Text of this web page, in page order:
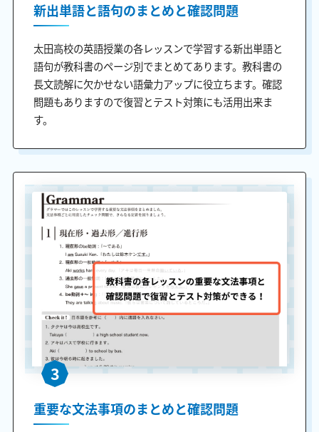
新出単語と語句のまとめと確認問題
太田高校の英語授業の各レッスンで学習する新出単語と
語句が教科書のページ別でまとめてあります。教科書の
長文読解に欠かせない語彙力アップに役立ちます。確認
問題もありますので復習とテスト対策にも活用出来ま
す。
3
重要な文法事項のまとめと確認問題